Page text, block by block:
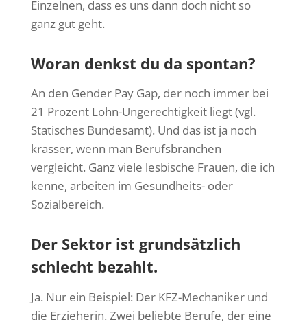
Einzelnen, dass es uns dann doch nicht so
ganz gut geht.
Woran denkst du da spontan?
An den Gender Pay Gap, der noch immer bei
21 Prozent Lohn-Ungerechtigkeit liegt (vgl.
Statisches Bundesamt). Und das ist ja noch
krasser, wenn man Berufsbranchen
vergleicht. Ganz viele lesbische Frauen, die ich
kenne, arbeiten im Gesundheits- oder
Sozialbereich.
Der Sektor ist grundsätzlich
schlecht bezahlt.
Ja. Nur ein Beispiel: Der KFZ-Mechaniker und
die Erzieherin. Zwei beliebte Berufe, der eine